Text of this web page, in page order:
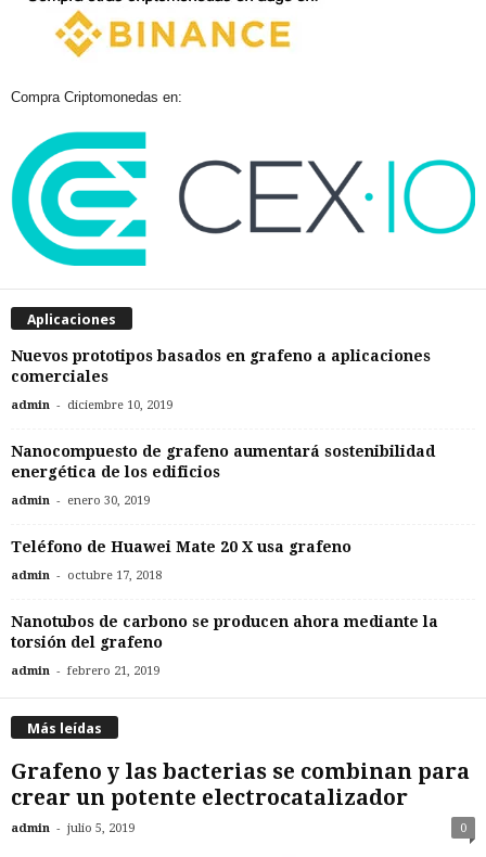
Compra Criptomonedas en:
Aplicaciones
Nuevos prototipos basados en grafeno a aplicaciones
comerciales
admin - diciembre 10, 2019
Nanocompuesto de grafeno aumentará sostenibilidad
energética de los edificios
admin - enero 30, 2019
Teléfono de Huawei Mate 20 X usa grafeno
admin - octubre 17, 2018
Nanotubos de carbono se producen ahora mediante la
torsión del grafeno
admin - febrero 21, 2019
Más leídas
Grafeno y las bacterias se combinan para
crear un potente electrocatalizador
admin - julio 5, 2019 0